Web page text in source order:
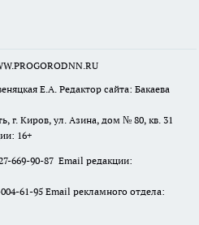
Е.А. Редактор сайта: Бакаева
г. Киров, ул. Азина, дом № 80, кв. 31
16+
669-90-87 Email редакции:
61-95 Email рекламного отдела: